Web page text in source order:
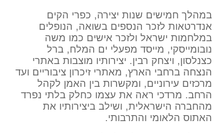
במהלך חמישים שנות יצירה, כפרי הקים
אנדרטאות לזכר הנספים בשואה, הנופלים
במלחמות ישראל ולזכר אישים כמו משה
נובומייסקי, מייסד מפעלי ים המלח, ברל
כצנלסון, ויצחק רבין. יצירותיו מוצבות באתרי
הנצחה ברחבי הארץ, מאתרי זיכרון ציבוריים ועד
מרכזים עירוניים, ומקשרות בין האמן לקהל
הרחב. מרדכי ראה את עצמו כחלק בלתי נפרד
מהחברה הישראלית, ושילב ביצירותיו את
האתוס הלאומי והתרבותי.